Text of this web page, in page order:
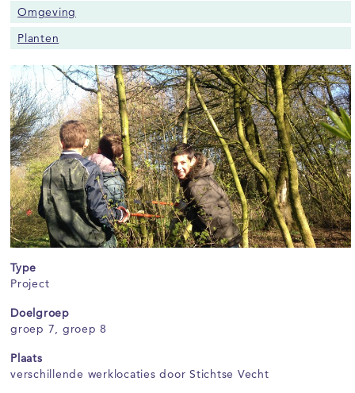
Omgeving
Planten
Type
Project
Doelgroep
groep 7, groep 8
Plaats
verschillende werklocaties door Stichtse Vecht